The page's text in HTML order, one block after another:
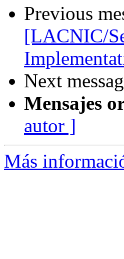
Previous
[LACNIC/
Next
Mensajes
autor ]
Más